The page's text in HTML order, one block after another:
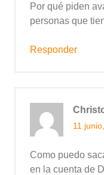
Por qué piden
personas que
Responder
11
Como puedo
en la cuenta de